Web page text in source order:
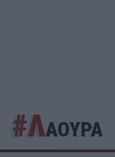
#ΛΑΟΥΡΑ